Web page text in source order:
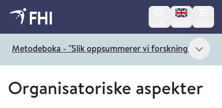
Change
Metodeboka - "Slik oppsummerer vi forskning" Vis
Organisatoriske aspekter